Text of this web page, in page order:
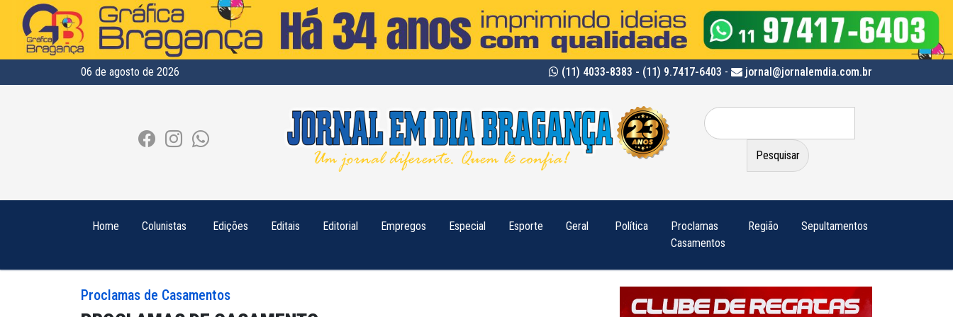
06 de agosto de 2026 (11) 4033-8383 - (11) 9.7417-6403 - jornal@jornalemdia.com.br
Pesquisar
por:
Home Colunistas Edições Editais Editorial Empregos Especial Esporte Geral Política
Proclamas
Casamentos
Região Sepultamentos
Proclamas de Casamentos